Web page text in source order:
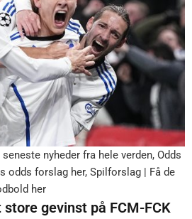
nyheder fra hele verden, Odds
odds forslag her, Spilforslag | Få de
her
gevinst på FCM-FCK